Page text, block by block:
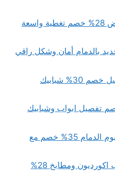
تركيب مظلات اكس بالرياض 28% خصم تغطية واسعة
بالدمام أمان وشكل راقي
فني المنيوم القطيف والجبيل خصم 30% شبابيك
الخبر 35% خصم تفصيل ابواب وشبابيك
تفصيل وتركيب ابواب المنيوم الدمام 35% خصم مع
فني المنيوم الدمام – ابواب اكورديون ومطابخ 28%